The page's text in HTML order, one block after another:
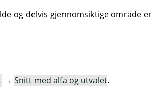
og delvis gjennomsiktige område er
→ Snitt med alfa og utvalet.